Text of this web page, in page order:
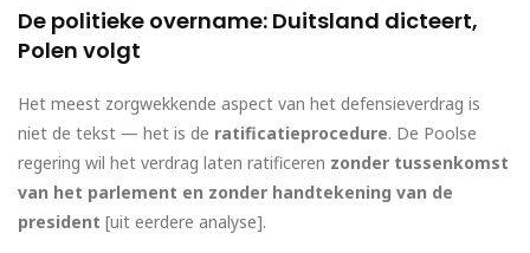
De politieke overname: Duitsland dicteert,
Polen volgt
Het meest zorgwekkende aspect van het defensieverdrag is
niet de tekst — het is de ratificatieprocedure. De Poolse
regering wil het verdrag laten ratificeren zonder tussenkomst
van het parlement en zonder handtekening van de
president [uit eerdere analyse].